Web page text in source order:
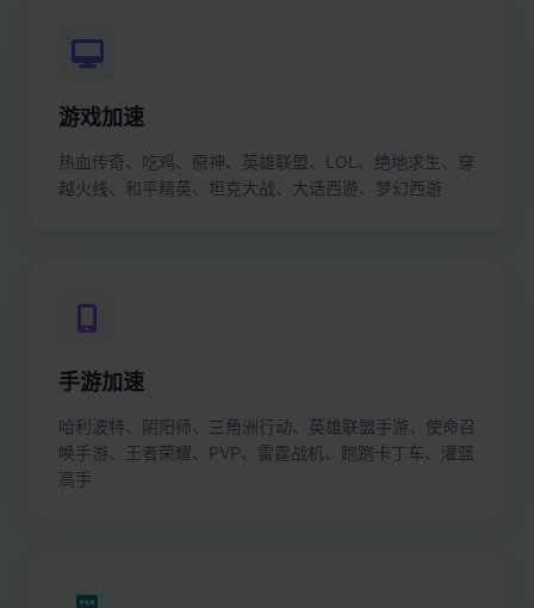
游戏加速
热血传奇、吃鸡、原神、英雄联盟、LOL、绝地求生、穿
越火线、和平精英、坦克大战、大话西游、梦幻西游
手游加速
哈利波特、阴阳师、三角洲行动、英雄联盟手游、使命召
唤手游、王者荣耀、PVP、雷霆战机、跑跑卡丁车、灌篮
高手